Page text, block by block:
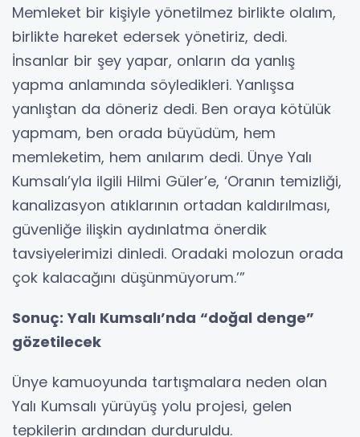
Memleket bir kişiyle yönetilmez birlikte olalım,
birlikte hareket edersek yönetiriz, dedi.
İnsanlar bir şey yapar, onların da yanlış
yapma anlamında söyledikleri. Yanlışsa
yanlıştan da döneriz dedi. Ben oraya kötülük
yapmam, ben orada büyüdüm, hem
memleketim, hem anılarım dedi. Ünye Yalı
Kumsalı’yla ilgili Hilmi Güler’e, ‘Oranın temizliği,
kanalizasyon atıklarının ortadan kaldırılması,
güvenliğe ilişkin aydınlatma önerdik
tavsiyelerimizi dinledi. Oradaki molozun orada
çok kalacağını düşünmüyorum.’”
Sonuç: Yalı Kumsalı’nda “doğal denge”
gözetilecek
Ünye kamuoyunda tartışmalara neden olan
Yalı Kumsalı yürüyüş yolu projesi, gelen
tepkilerin ardından durduruldu.